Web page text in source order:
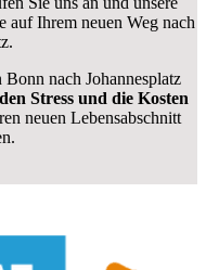
auf Ihrem neuen Weg nach
nach Johannesplatz
den Stress und die Kosten
neuen Lebensabschnitt